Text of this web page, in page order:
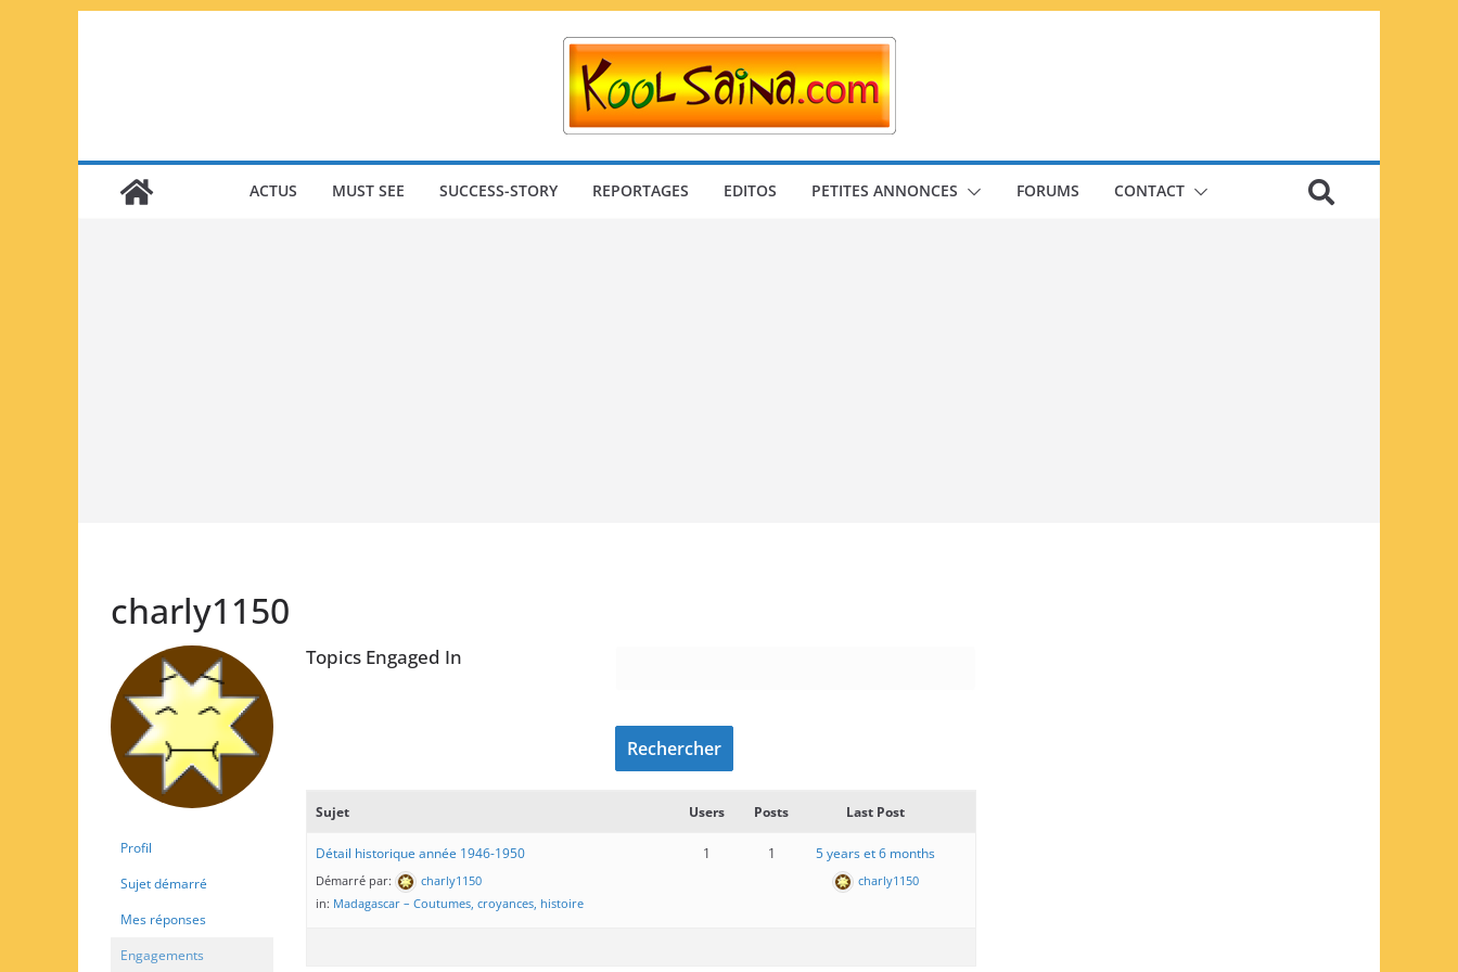
ACTUS MUST SEE SUCCESS-STORY REPORTAGES EDITOS PETITES ANNONCES FORUMS CONTACT
charly1150
Profil
Sujet démarré
Mes réponses
Engagements
Topics Engaged In
Sujet Users Posts Last Post
Détail historique année 1946-1950
Démarré par:
charly1150
in: Madagascar – Coutumes, croyances, histoire
1 1 5 years et 6 months
charly1150